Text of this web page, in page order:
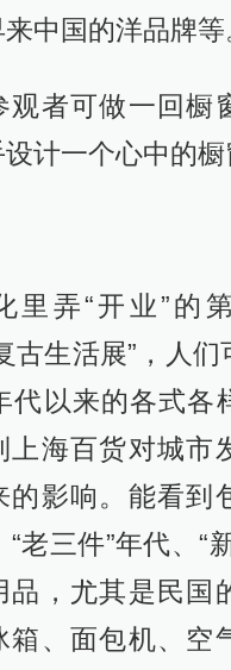
中国的洋品牌等
观者可做一回橱
计一个心中的橱
里弄“开业”的
古生活展”，人们
代以来的各式各
上海百货对城市
的影响。能看到
老三件”年代、“
品，尤其是民国
箱、面包机、空